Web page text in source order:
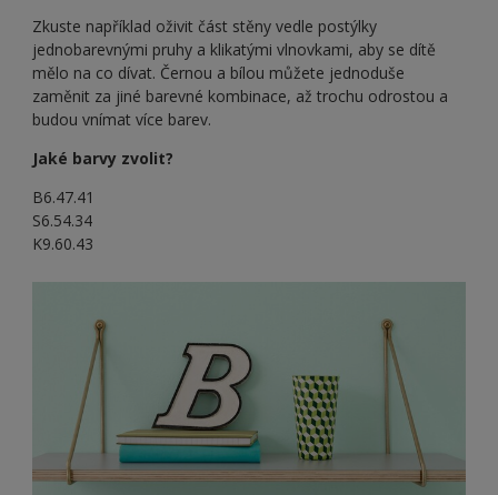
Zkuste například oživit část stěny vedle postýlky
jednobarevnými pruhy a klikatými vlnovkami, aby se dítě
mělo na co dívat. Černou a bílou můžete jednoduše
zaměnit za jiné barevné kombinace, až trochu odrostou a
budou vnímat více barev.
Jaké barvy zvolit?
B6.47.41
S6.54.34
K9.60.43